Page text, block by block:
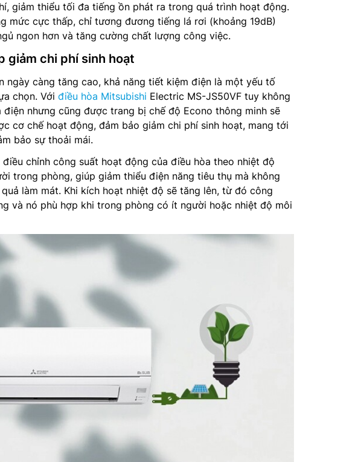
giảm thiểu tối đa tiếng ồn phát ra trong quá trình hoạt động.
mức cực thấp, chỉ tương đương tiếng lá rơi (khoảng 19dB)
ngon hơn và tăng cường chất lượng công việc.
giảm chi phí sinh hoạt
ngày càng tăng cao, khả năng tiết kiệm điện là một yếu tố
chọn. Với điều hòa Mitsubishi Electric MS-JS50VF tuy không
nhưng cũng được trang bị chế độ Econo thông minh sẽ
cơ chế hoạt động, đảm bảo giảm chi phí sinh hoạt, mang tới
bảo sự thoải mái.
chỉnh công suất hoạt động của điều hòa theo nhiệt độ
trong phòng, giúp giảm thiểu điện năng tiêu thụ mà không
làm mát. Khi kích hoạt nhiệt độ sẽ tăng lên, từ đó công
và nó phù hợp khi trong phòng có ít người hoặc nhiệt độ môi